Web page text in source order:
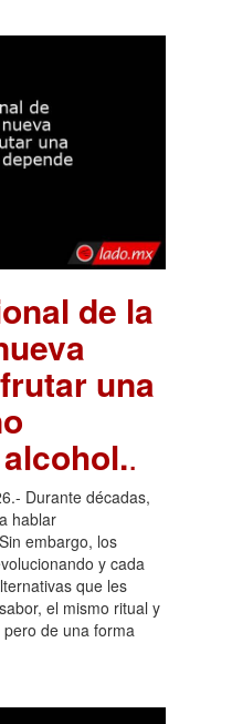
de la
una
.
Durante décadas,
hablar
embargo, los
y cada
que les
el mismo ritual y
de una forma